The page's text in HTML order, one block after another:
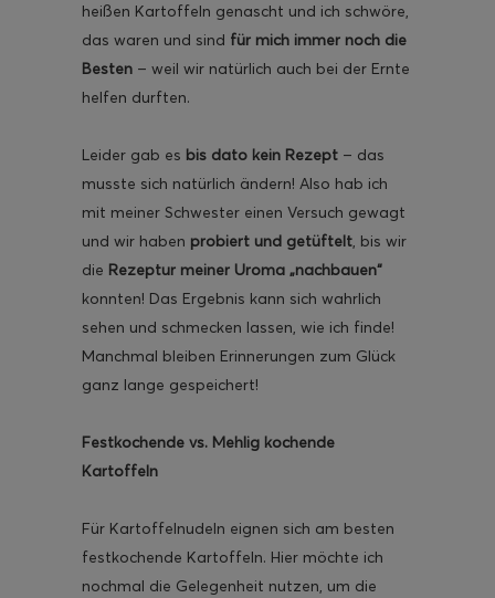
Eis am Stil
heißen Kartoffeln genascht und ich schwöre,
das waren und sind für mich immer noch die
Besten – weil wir natürlich auch bei der Ernte
helfen durften.
Leider gab es bis dato kein Rezept – das
musste sich natürlich ändern! Also hab ich
mit meiner Schwester einen Versuch gewagt
und wir haben probiert und getüftelt, bis wir
die Rezeptur meiner Uroma „nachbauen“
konnten! Das Ergebnis kann sich wahrlich
sehen und schmecken lassen, wie ich finde!
Manchmal bleiben Erinnerungen zum Glück
ganz lange gespeichert!
Festkochende vs. Mehlig kochende
Kartoffeln
Für Kartoffelnudeln eignen sich am besten
festkochende Kartoffeln. Hier möchte ich
nochmal die Gelegenheit nutzen, um die